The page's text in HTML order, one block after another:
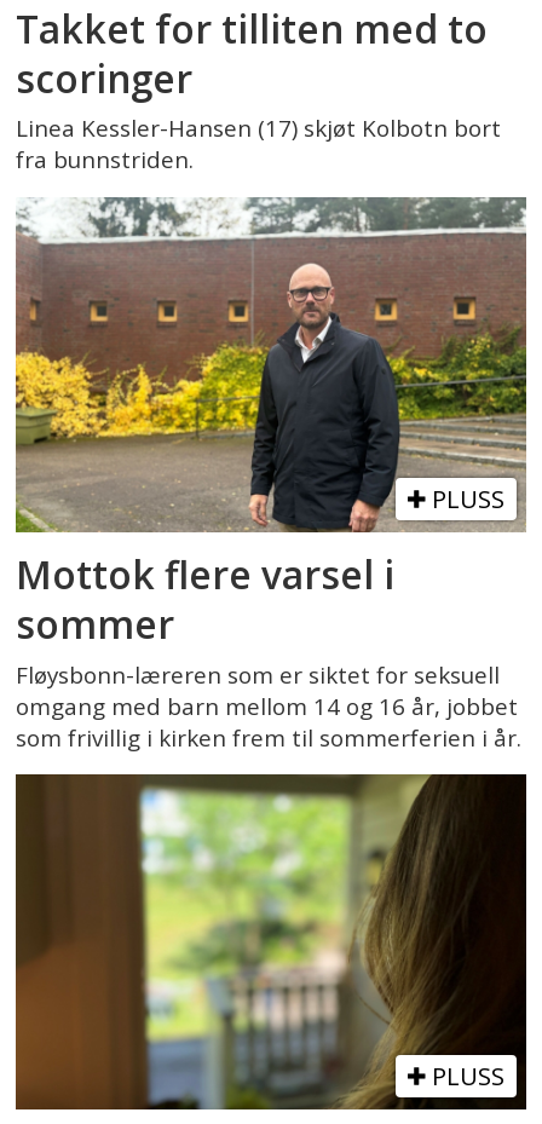
Takket for tilliten med to
scoringer
Linea Kessler-Hansen (17) skjøt Kolbotn bort
fra bunnstriden.
PLUSS
Mottok flere varsel i
sommer
Fløysbonn-læreren som er siktet for seksuell
omgang med barn mellom 14 og 16 år, jobbet
som frivillig i kirken frem til sommerferien i år.
PLUSS